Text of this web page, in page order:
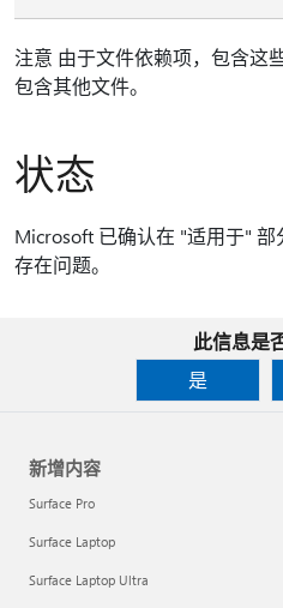
注意 由于文件依赖项，包含这
包含其他文件。
状态
Microsoft 已确认在 "适用于"
存在问题。
此信息是
是
新增内容
Surface Pro
Surface Laptop
Surface Laptop Ultra